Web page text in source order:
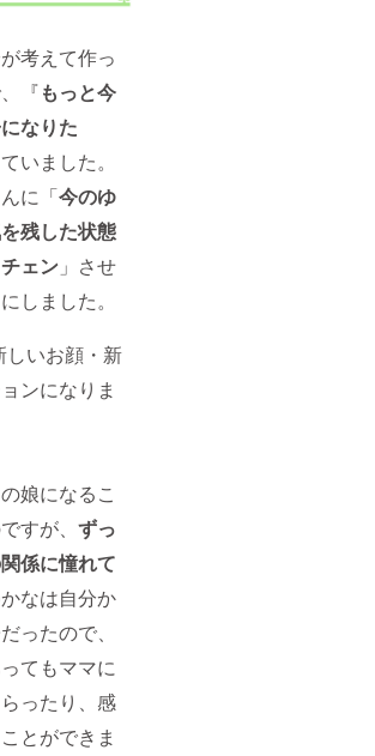
考えて作っ
『もっと今
なりた
いました。
に「今のゆ
残した状態
ェン 」させ
しました。
いお顔・新
ンになりま
娘になるこ
すが、 ずっ
係に憧れて
なは自分か
ったので、
てもママに
ったり、感
とができま